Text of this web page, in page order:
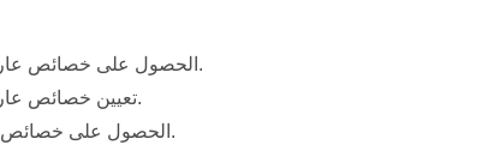
الحصول على خصائص عارض المستندات.
تعيين خصائص عارض المستندات.
الحصول على خصائص عرض الصفحة.